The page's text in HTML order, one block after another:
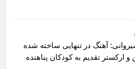
آهنگ در تنهایی ساخته شده
و ارکستر تقدیم به کودکان پناهنده